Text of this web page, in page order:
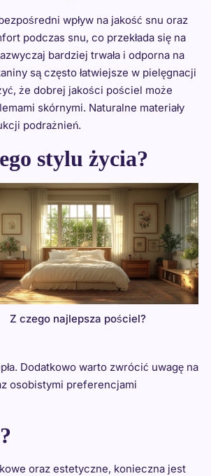
wpływ na jakość snu oraz
podczas snu, co przekłada się na
bardziej trwała i odporna na
są często łatwiejsze w pielęgnacji
że dobrej jakości pościel może
skórnymi. Naturalne materiały
podrażnień.
stylu życia?
Z czego najlepsza pościel?
Dodatkowo warto zwrócić uwagę na
osobistymi preferencjami
oraz estetyczne, konieczna jest